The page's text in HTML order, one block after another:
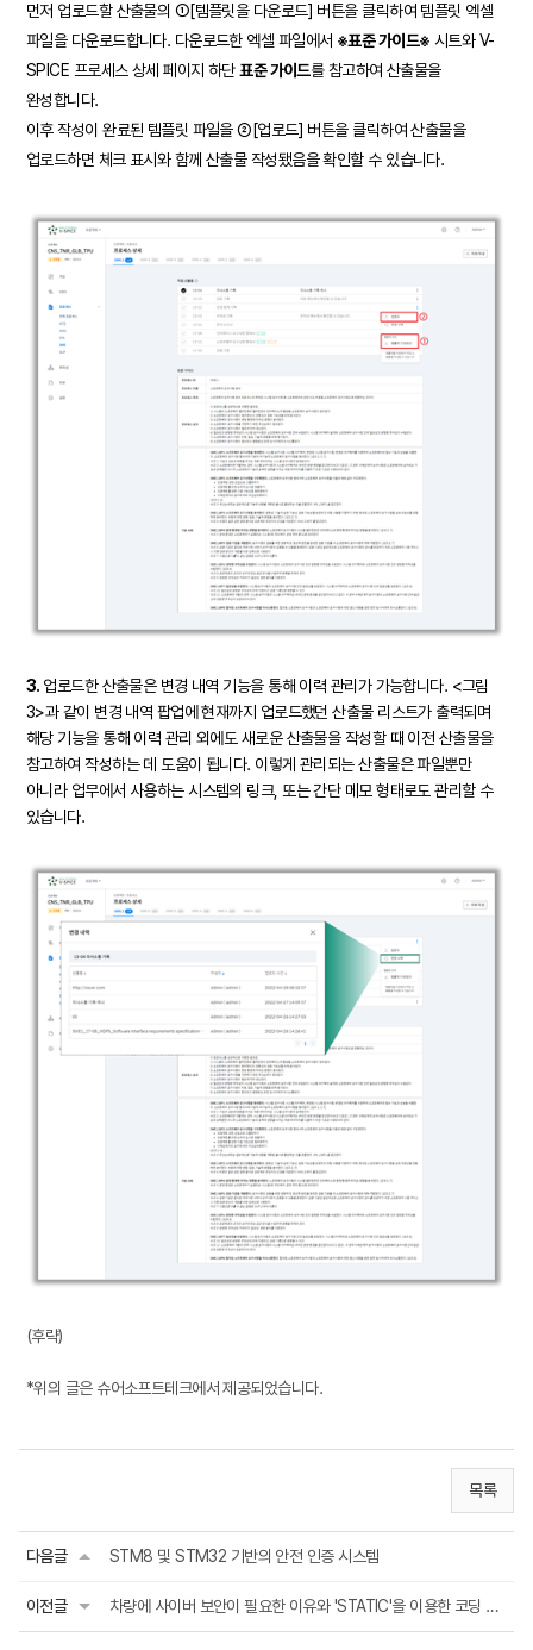
먼저 업로드할 산출물의 ①[템플릿을 다운로드] 버튼을 클릭하여 템플릿 엑셀
파일을 다운로드합니다. 다운로드한 엑셀 파일에서 ※표준 가이드※ 시트와 V-
SPICE 프로세스 상세 페이지 하단표준 가이드를 참고하여 산출물을
완성합니다.
이후 작성이 완료된 템플릿 파일을 ②[업로드] 버튼을 클릭하여 산출물을
업로드하면 체크 표시와 함께 산출물 작성됐음을 확인할 수 있습니다.
3. 업로드한 산출물은 변경 내역 기능을 통해 이력 관리가 가능합니다. <그림
3>과 같이 변경 내역 팝업에 현재까지 업로드했던 산출물 리스트가 출력되며
해당 기능을 통해 이력 관리 외에도 새로운 산출물을 작성할 때 이전 산출물을
참고하여 작성하는 데 도움이 됩니다. 이렇게 관리되는 산출물은 파일뿐만
아니라 업무에서 사용하는 시스템의 링크, 또는 간단 메모 형태로도 관리할 수
있습니다.
(후략)
*위의 글은 슈어소프트테크에서 제공되었습니다.
목록
다음글 STM8 및 STM32 기반의 안전 인증 시스템
이전글 차량에 사이버 보안이 필요한 이유와 'STATIC'을 이용한 코딩 규칙 검사법